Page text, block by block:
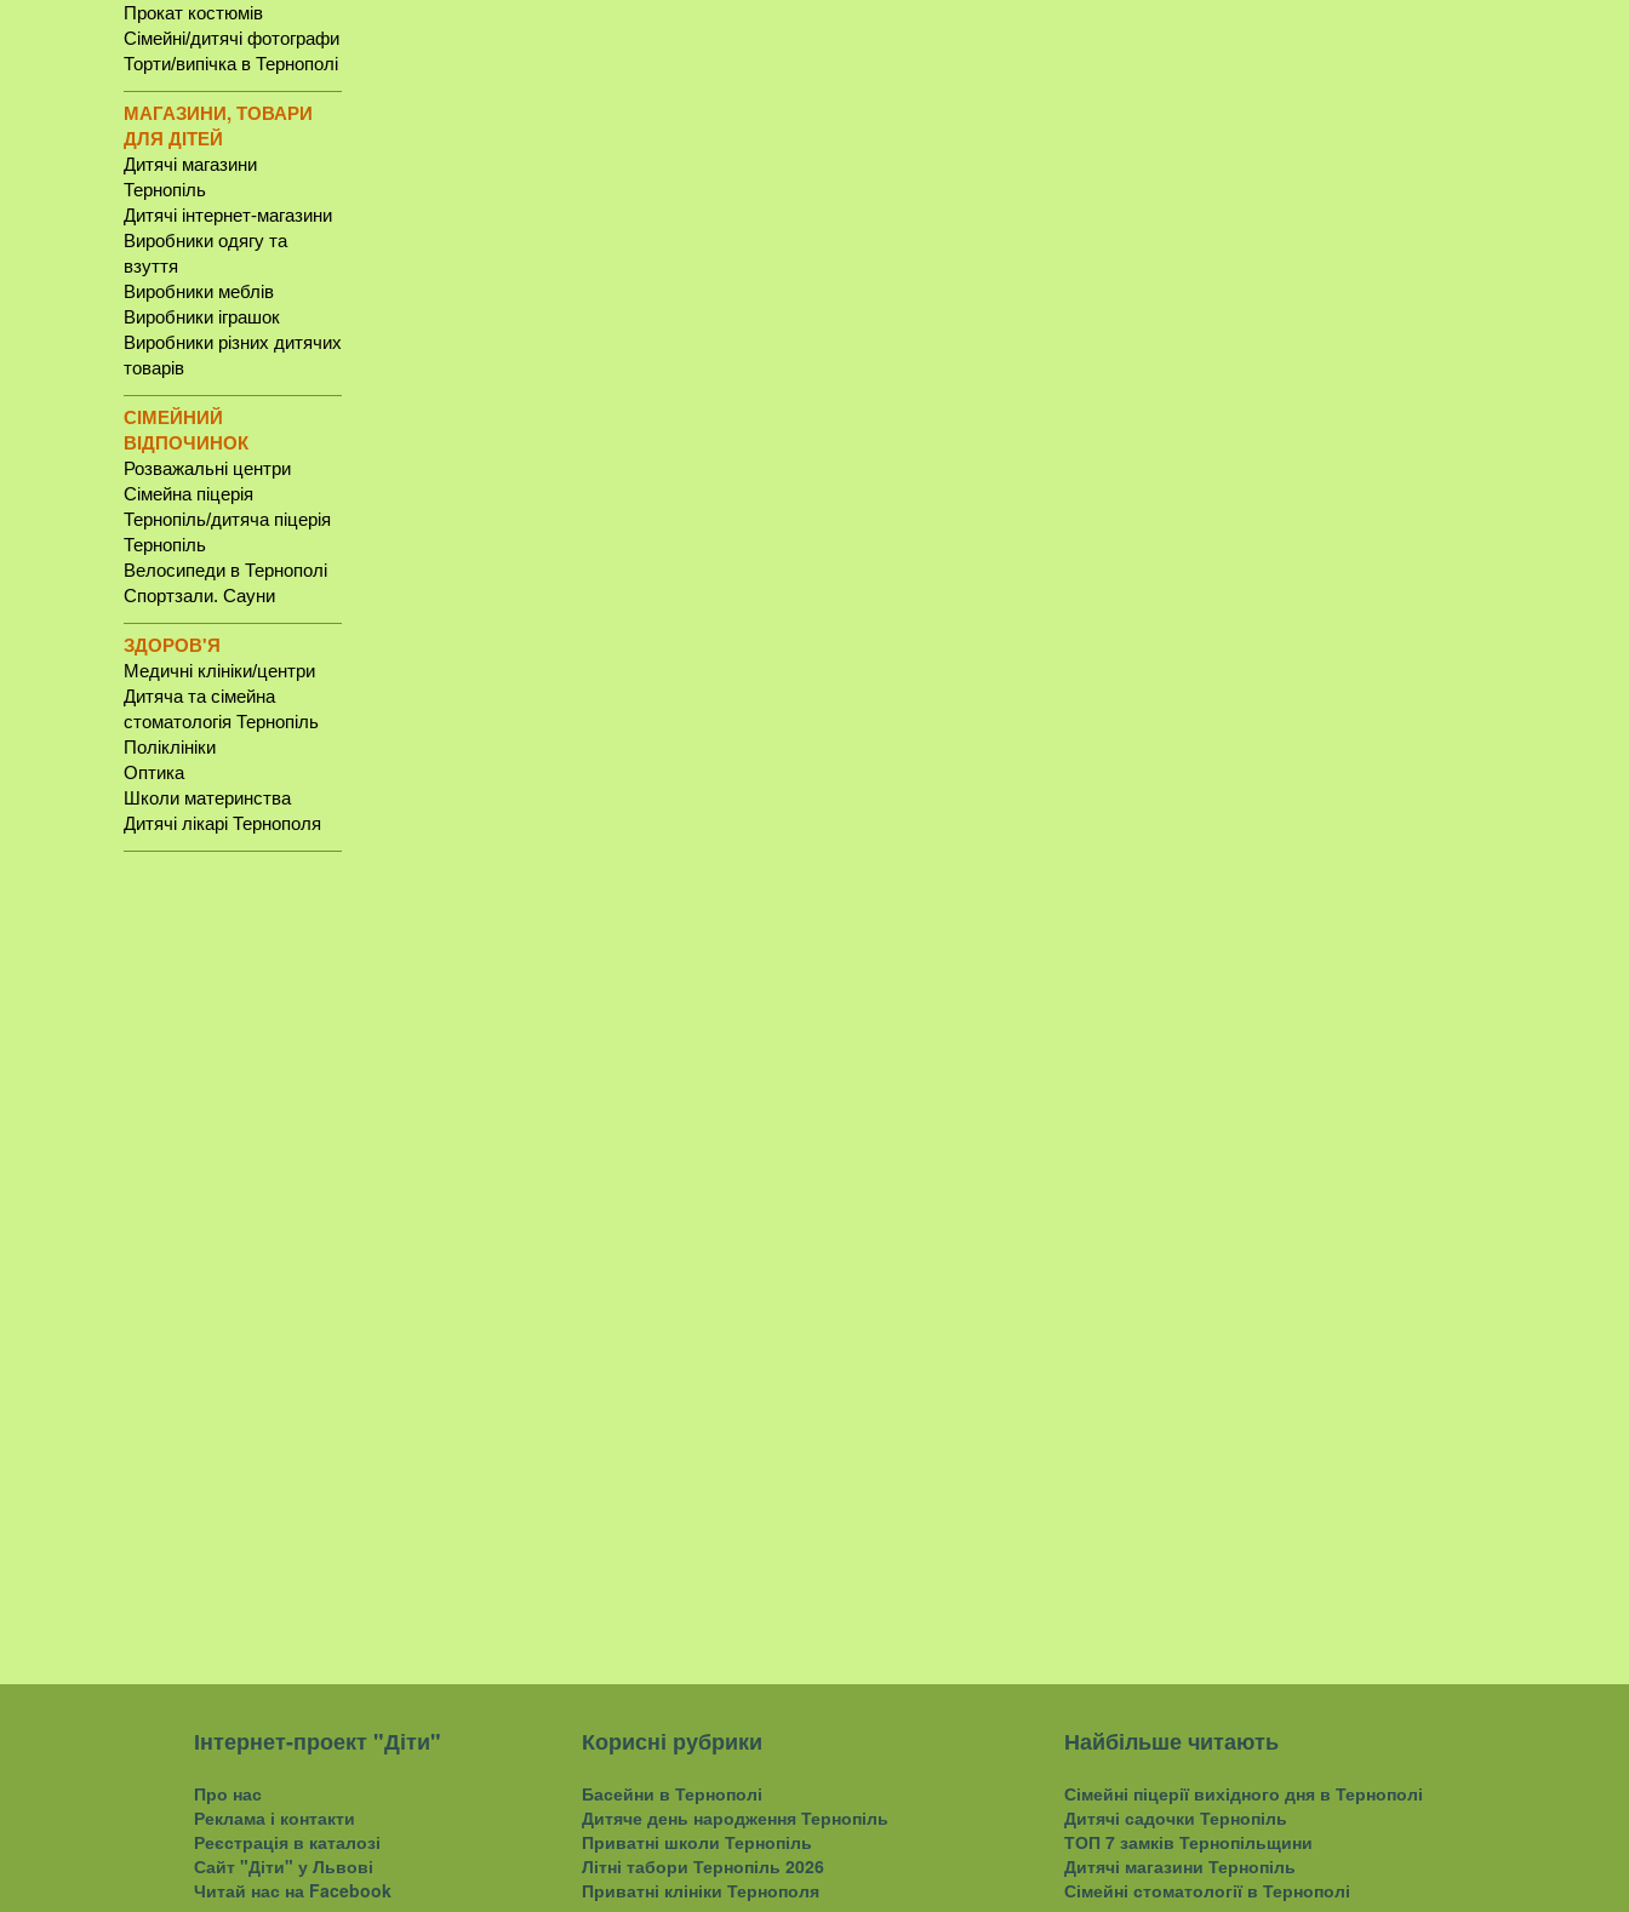
Прокат костюмів
Сімейні/дитячі фотографи
Торти/випічка в Тернополі
МАГАЗИНИ, ТОВАРИ
ДЛЯ ДІТЕЙ
Дитячі магазини
Тернопіль
Дитячі інтернет-магазини
Виробники одягу та
взуття
Виробники меблів
Виробники іграшок
Виробники різних дитячих
товарів
СІМЕЙНИЙ
ВІДПОЧИНОК
Розважальні центри
Сімейна піцерія
Тернопіль/дитяча піцерія
Тернопіль
Велосипеди в Тернополі
Спортзали. Сауни
ЗДОРОВ'Я
Медичні клініки/центри
Дитяча та сімейна
стоматологія Тернопіль
Поліклініки
Оптика
Школи материнства
Дитячі лікарі Тернополя
Інтернет-проект "Діти"
Про нас
Реклама і контакти
Реєстрація в каталозі
Сайт "Діти" у Львові
Читай нас на Facebook
Корисні рубрики
Басейни в Тернополі
Дитяче день народження Тернопіль
Приватні школи Тернопіль
Літні табори Тернопіль 2026
Приватні клініки Тернополя
Найбільше читають
Сімейні піцерії вихідного дня в Тернополі
Дитячі садочки Тернопіль
ТОП 7 замків Тернопільщини
Дитячі магазини Тернопіль
Сімейні стоматології в Тернополі